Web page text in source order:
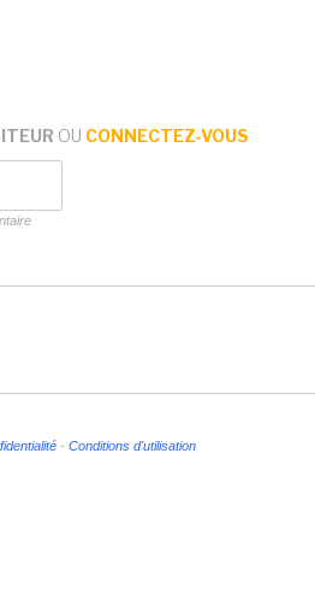
OU CONNECTEZ-VOUS
- Conditions d'utilisation